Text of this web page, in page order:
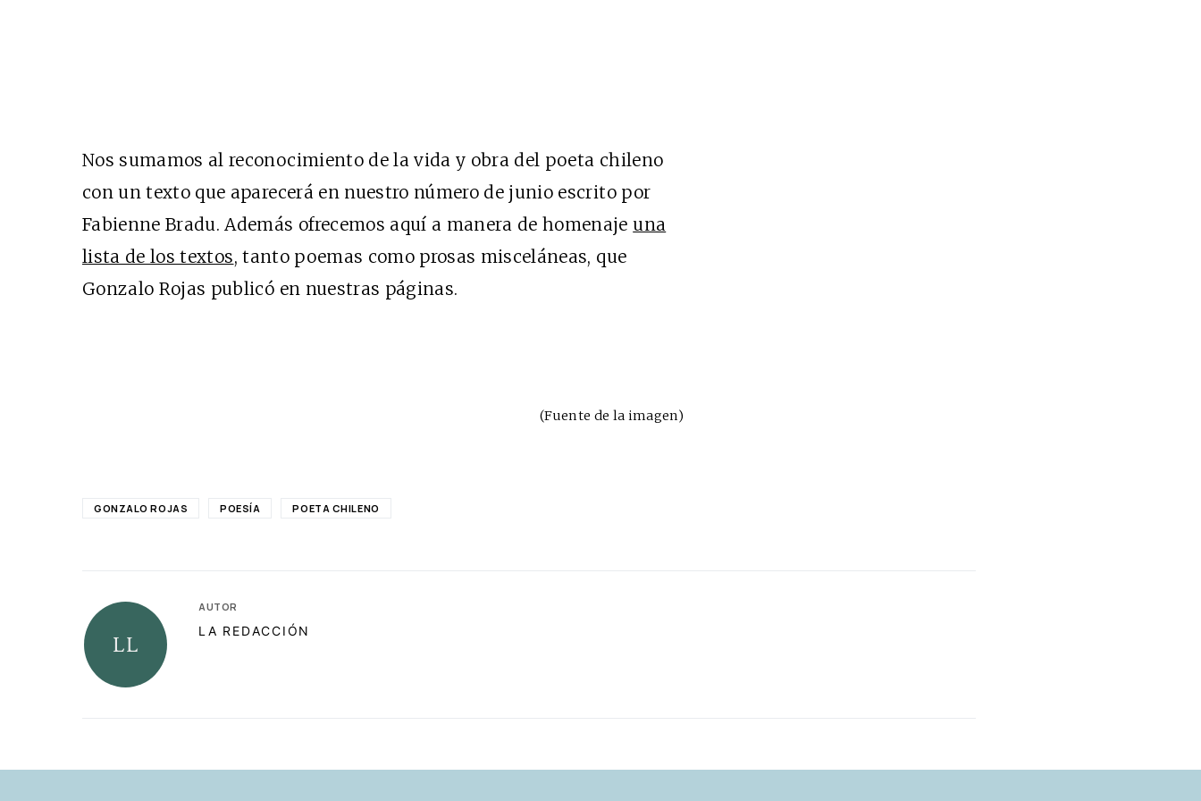
Nos sumamos al reconocimiento de la vida y obra del poeta chileno
con un texto que aparecerá en nuestro número de junio escrito por
Fabienne Bradu. Además ofrecemos aquí a manera de homenaje una
lista de los textos, tanto poemas como prosas misceláneas, que
Gonzalo Rojas publicó en nuestras páginas.
(Fuente de la imagen)
GONZALO ROJAS POESÍA POETA CHILENO
AUTOR
LA REDACCIÓN